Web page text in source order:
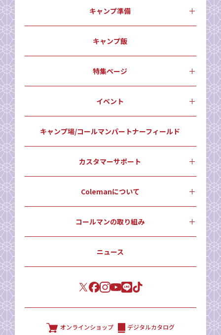
キャンプ準備
キャンプ飯
特集ページ
イベント
キャンプ場/コールマンパートナーフィールド
カスタマーサポート
Colemanについて
コールマンの取り組み
ニュース
オンラインショップ デジタルカタログ